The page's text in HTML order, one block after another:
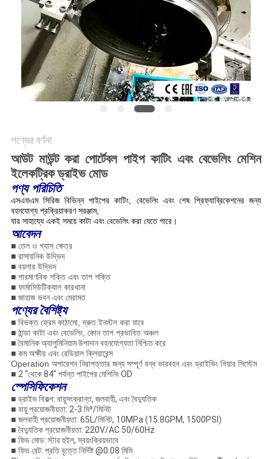
পণ্যের বর্ণনা
আউট মাউন্ট করা পোর্টেবল পাইপ কাটিং এবং বেভেলিং মেশিন
ইলেকট্রিক ড্রাইভ মোড
পণ্য পরিচিতি
এসএফএম সিরিজ বিভিন্ন পাইপের কাটিং, বেভেলিং এবং শেষ প্রিফ্যাব্রিকেশনের জন্য
বহনযোগ্য প্রক্রিয়াকরণ সরঞ্জাম,
যার সাহায্যে একই সময়ে কাটা এবং বেভেলিং করা যেতে পারে।
আবেদন
■ তেল ও গ্যাস ক্ষেত্র
■ রাসায়নিক উদ্ভিদ
■ বয়লার উদ্ভিদ
■ পারমাণবিক শক্তি এবং তাপ শক্তি
■ ফার্মাসিউটিক্যাল কারখানা
■ জাহাজ ভবন এবং মেরামত
পণ্যের বৈশিষ্ট্য
■ বিভক্ত ফ্রেম কাঠামো, দ্রুত ইনস্টল করা যাবে
■ ঠান্ডা কাটা এবং বেভেলিং, কোন তাপ প্রভাবিত অঞ্চল
■বৈমানিক অ্যালুমিনিয়াম উপাদান বহনযোগ্যতা নিশ্চিত করে
■ কম অক্ষীয় এবং রেডিয়াল ক্লিয়ারেন্স
Operation অপারেশন নিরাপত্তার জন্য সম্পূর্ণ বন্ধ ভারবহন এবং ড্রাইভিং গিয়ার সিস্টেম
■ 2 "থেকে 84" পর্যন্ত পাইপের মেশিনিং OD
স্পেসিফিকেশন
■ড্রাইভ বিকল্প: বায়ুসংক্রান্ত, জলবাহী, এবং বৈদ্যুতিক
■ বায়ু প্রয়োজনীয়তা: 2-3 মি³/মিনিট
■ জলবাহী প্রয়োজনীয়তা: 65L/মিনিট, 10MPa (15.8GPM, 1500PSI)
■বৈদ্যুতিক প্রয়োজনীয়তা: 220V/AC 50/60Hz
■ ফিড মোড: স্টার হুইল, স্বয়ংক্রিয়ভাবে
■ ফিড রেট: প্রতি বৃত্তে নির্দিষ্ট @0.08 মিমি